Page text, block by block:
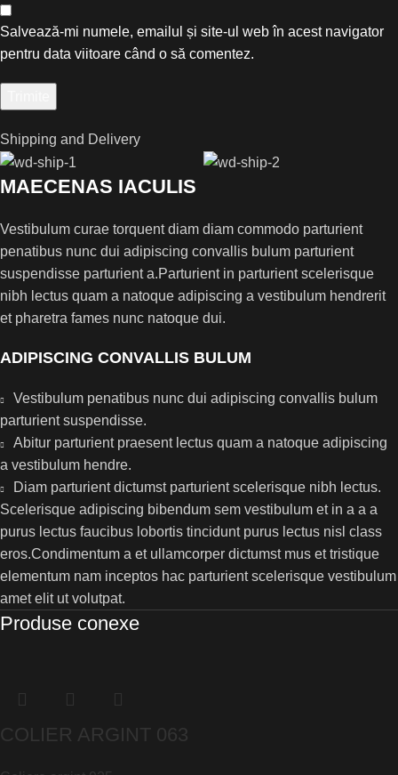
Salvează-mi numele, emailul și site-ul web în acest navigator
pentru data viitoare când o să comentez.
Shipping and Delivery
MAECENAS IACULIS
Vestibulum curae torquent diam diam commodo parturient
penatibus nunc dui adipiscing convallis bulum parturient
suspendisse parturient a.Parturient in parturient scelerisque
nibh lectus quam a natoque adipiscing a vestibulum hendrerit
et pharetra fames nunc natoque dui.
ADIPISCING CONVALLIS BULUM
Vestibulum penatibus nunc dui adipiscing convallis bulum
parturient suspendisse.
Abitur parturient praesent lectus quam a natoque adipiscing
a vestibulum hendre.
Diam parturient dictumst parturient scelerisque nibh lectus.
Scelerisque adipiscing bibendum sem vestibulum et in a a a
purus lectus faucibus lobortis tincidunt purus lectus nisl class
eros.Condimentum a et ullamcorper dictumst mus et tristique
elementum nam inceptos hac parturient scelerisque vestibulum
amet elit ut volutpat.
Produse conexe
COLIER ARGINT 063